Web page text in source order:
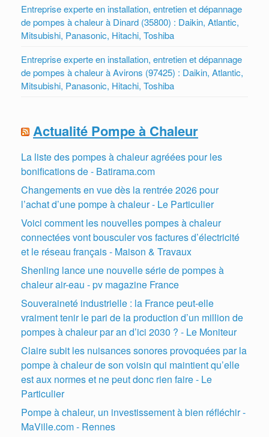
Entreprise experte en installation, entretien et dépannage
de pompes à chaleur à Dinard (35800) : Daikin, Atlantic,
Mitsubishi, Panasonic, Hitachi, Toshiba
Entreprise experte en installation, entretien et dépannage
de pompes à chaleur à Avirons (97425) : Daikin, Atlantic,
Mitsubishi, Panasonic, Hitachi, Toshiba
Actualité Pompe à Chaleur
La liste des pompes à chaleur agréées pour les
bonifications de - Batirama.com
Changements en vue dès la rentrée 2026 pour
l’achat d’une pompe à chaleur - Le Particulier
Voici comment les nouvelles pompes à chaleur
connectées vont bousculer vos factures d’électricité
et le réseau français - Maison & Travaux
Shenling lance une nouvelle série de pompes à
chaleur air-eau - pv magazine France
Souveraineté industrielle : la France peut-elle
vraiment tenir le pari de la production d’un million de
pompes à chaleur par an d’ici 2030 ? - Le Moniteur
Claire subit les nuisances sonores provoquées par la
pompe à chaleur de son voisin qui maintient qu’elle
est aux normes et ne peut donc rien faire - Le
Particulier
Pompe à chaleur, un investissement à bien réfléchir -
MaVille.com - Rennes